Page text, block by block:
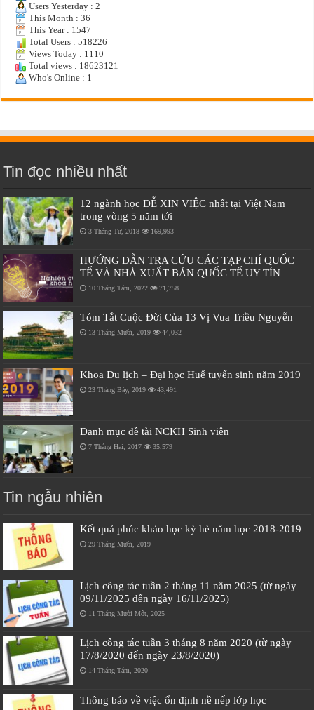
Users Yesterday : 2
This Month : 36
This Year : 1547
Total Users : 518226
Views Today : 1110
Total views : 18623121
Who's Online : 1
Tin đọc nhiều nhất
12 ngành học DỄ XIN VIỆC nhất tại Việt Nam
trong vòng 5 năm tới
3 Tháng Tư, 2018 169,993
HƯỚNG DẪN TRA CỨU CÁC TẠP CHÍ QUỐC
TẾ VÀ NHÀ XUẤT BẢN QUỐC TẾ UY TÍN
10 Tháng Tám, 2022 71,758
Tóm Tắt Cuộc Đời Của 13 Vị Vua Triều Nguyễn
13 Tháng Mười, 2019 44,032
Khoa Du lịch – Đại học Huế tuyển sinh năm 2019
23 Tháng Bảy, 2019 43,491
Danh mục đề tài NCKH Sinh viên
7 Tháng Hai, 2017 35,579
Tin ngẫu nhiên
Kết quả phúc khảo học kỳ hè năm học 2018-2019
29 Tháng Mười, 2019
Lịch công tác tuần 2 tháng 11 năm 2025 (từ ngày
09/11/2025 đến ngày 16/11/2025)
11 Tháng Mười Một, 2025
Lịch công tác tuần 3 tháng 8 năm 2020 (từ ngày
17/8/2020 đến ngày 23/8/2020)
14 Tháng Tám, 2020
Thông báo về việc ổn định nề nếp lớp học